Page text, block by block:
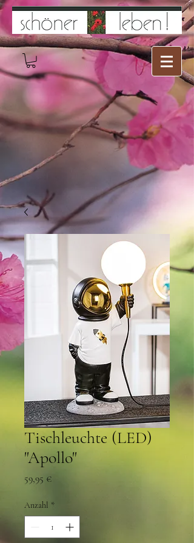
Tischleuchte (LED)
"Apollo"
59,95 €Preis
Anzahl *